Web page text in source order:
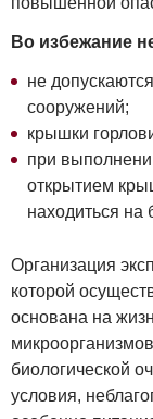
Во избежание
не
сооружений;
крышки
при
открытием
находиться на
Организация
которой
основана на
биологической
условия,